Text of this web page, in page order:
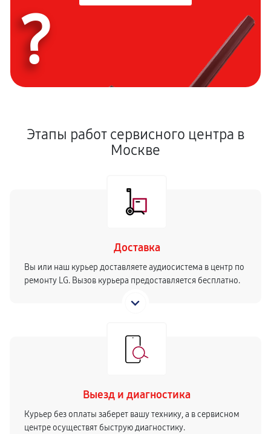
?
Этапы работ сервисного центра в
Москве
Доставка
Вы или наш курьер доставляете аудиосистема в центр по
ремонту LG. Вызов курьера предоставляется бесплатно.
Выезд и диагностика
Курьер без оплаты заберет вашу технику, а в сервисном
центре осуществят быструю диагностику.